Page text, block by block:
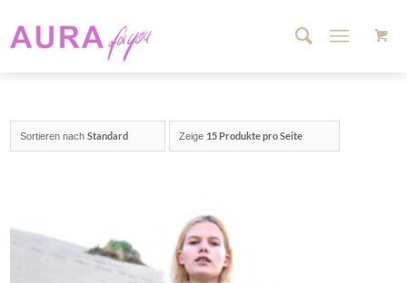
Sortieren nachStandard Zeige 15 Produkte pro Seite